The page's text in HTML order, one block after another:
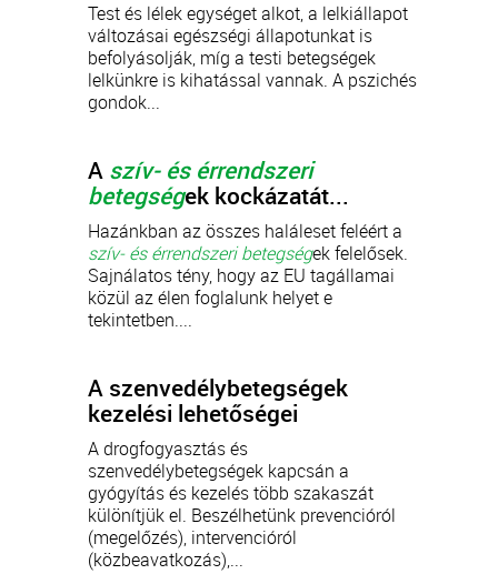
Test és lélek egységet alkot, a lelkiállapot
változásai egészségi állapotunkat is
befolyásolják, míg a testi betegségek
lelkünkre is kihatással vannak. A pszichés
gondok...
A szív- és érrendszeri
betegségek kockázatát...
Hazánkban az összes haláleset feléért a
szív- és érrendszeri betegségek felelősek.
Sajnálatos tény, hogy az EU tagállamai
közül az élen foglalunk helyet e
tekintetben....
A szenvedélybetegségek
kezelési lehetőségei
A drogfogyasztás és
szenvedélybetegségek kapcsán a
gyógyítás és kezelés több szakaszát
különítjük el. Beszélhetünk prevencióról
(megelőzés), intervencióról
(közbeavatkozás),...